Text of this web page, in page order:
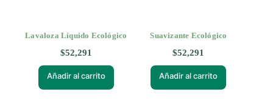
Lavaloza Líquido Ecológico
$52,291
Añadir al carrito
Suavizante Ecológico
$52,291
Añadir al carrito